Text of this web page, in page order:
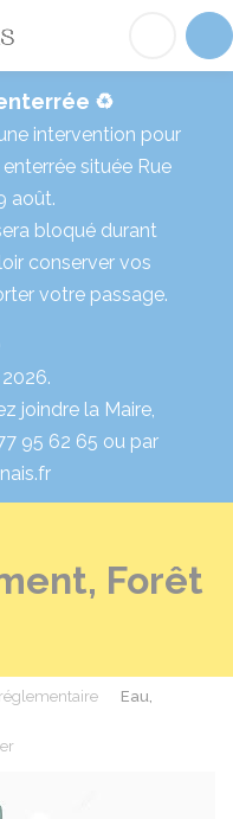
Fréville-du-
♻️
intervention pour
située Rue
août.
bloqué durant
conserver vos
votre passage.
joindre la Maire,
95 62 65 ou par
Forêt
Eau,